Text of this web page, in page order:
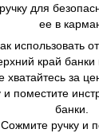
для
ее в
использовать
край
хватайтесь за
и поместите
банки.
ручку и